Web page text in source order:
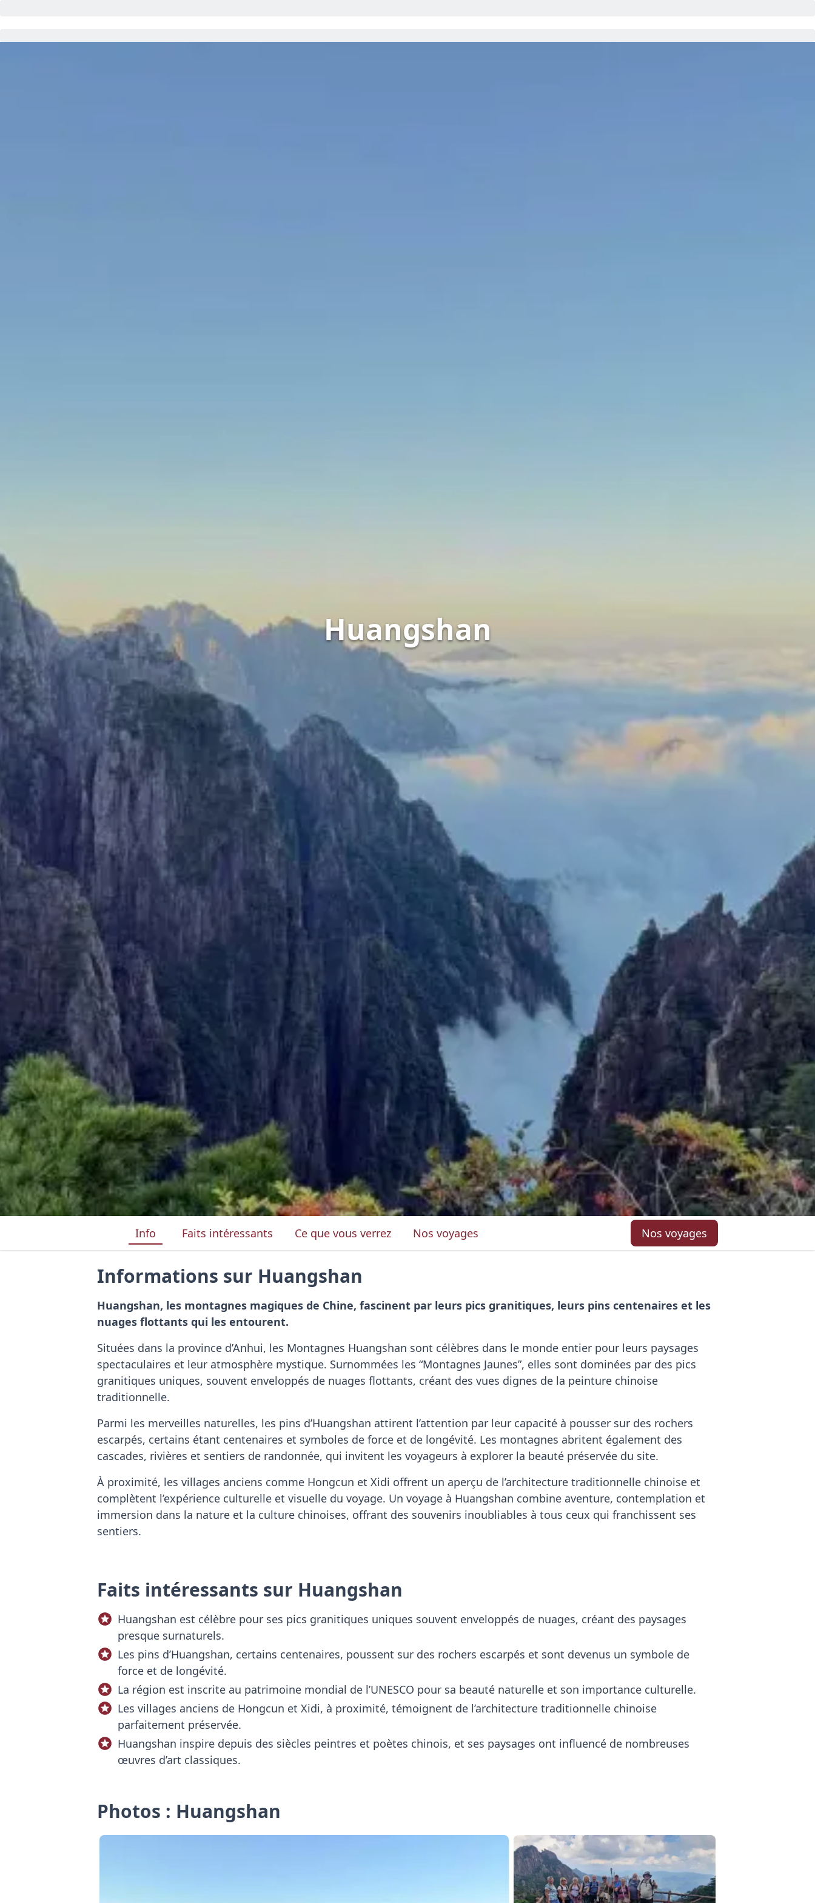
Huangshan
Info Faits intéressants Ce que vous verrez Nos voyages Nos voyages
Informations sur Huangshan
Huangshan, les montagnes magiques de Chine, fascinent par leurs pics granitiques, leurs pins centenaires et les
nuages flottants qui les entourent.
Situées dans la province d’Anhui, les Montagnes Huangshan sont célèbres dans le monde entier pour leurs paysages
spectaculaires et leur atmosphère mystique. Surnommées les “Montagnes Jaunes”, elles sont dominées par des pics
granitiques uniques, souvent enveloppés de nuages flottants, créant des vues dignes de la peinture chinoise
traditionnelle.
Parmi les merveilles naturelles, les pins d’Huangshan attirent l’attention par leur capacité à pousser sur des rochers
escarpés, certains étant centenaires et symboles de force et de longévité. Les montagnes abritent également des
cascades, rivières et sentiers de randonnée, qui invitent les voyageurs à explorer la beauté préservée du site.
À proximité, les villages anciens comme Hongcun et Xidi offrent un aperçu de l’architecture traditionnelle chinoise et
complètent l’expérience culturelle et visuelle du voyage. Un voyage à Huangshan combine aventure, contemplation et
immersion dans la nature et la culture chinoises, offrant des souvenirs inoubliables à tous ceux qui franchissent ses
sentiers.
Faits intéressants sur Huangshan
Huangshan est célèbre pour ses pics granitiques uniques souvent enveloppés de nuages, créant des paysages
presque surnaturels.
Les pins d’Huangshan, certains centenaires, poussent sur des rochers escarpés et sont devenus un symbole de
force et de longévité.
La région est inscrite au patrimoine mondial de l’UNESCO pour sa beauté naturelle et son importance culturelle.
Les villages anciens de Hongcun et Xidi, à proximité, témoignent de l’architecture traditionnelle chinoise
parfaitement préservée.
Huangshan inspire depuis des siècles peintres et poètes chinois, et ses paysages ont influencé de nombreuses
œuvres d’art classiques.
Photos : Huangshan